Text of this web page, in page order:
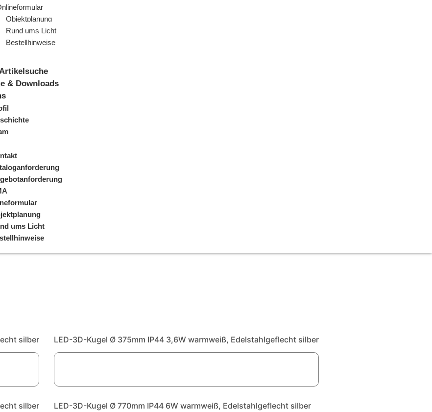
Objektplanung
Rund ums Licht
Bestellhinweise
& Downloads
ums Licht
silber LED-3D-Kugel Ø 375mm IP44 3,6W warmweiß, Edelstahlgeflecht silber
silber LED-3D-Kugel Ø 770mm IP44 6W warmweiß, Edelstahlgeflecht silber